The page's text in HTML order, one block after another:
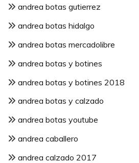
andrea botas gutierrez
andrea botas hidalgo
andrea botas mercadolibre
andrea botas y botines
andrea botas y botines 2018
andrea botas y calzado
andrea botas youtube
andrea caballero
andrea calzado 2017